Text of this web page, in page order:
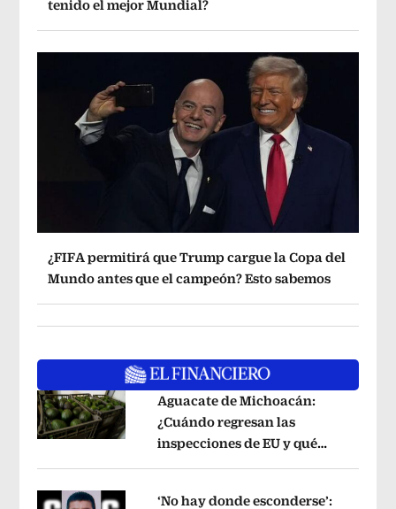
tenido el mejor Mundial?
¿FIFA permitirá que Trump cargue la Copa del
Mundo antes que el campeón? Esto sabemos
Opens in new window
Aguacate de Michoacán:
¿Cuándo regresan las
inspecciones de EU y qué
‘No hay donde esconderse’: